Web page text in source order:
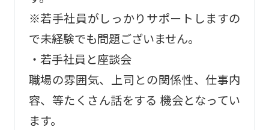
※若手社員がしっかりサポートしますの
で未経験でも問題ございません。
・若手社員と座談会
職場の雰囲気、上司との関係性、仕事内
容、等たくさん話をする 機会となってい
ます。